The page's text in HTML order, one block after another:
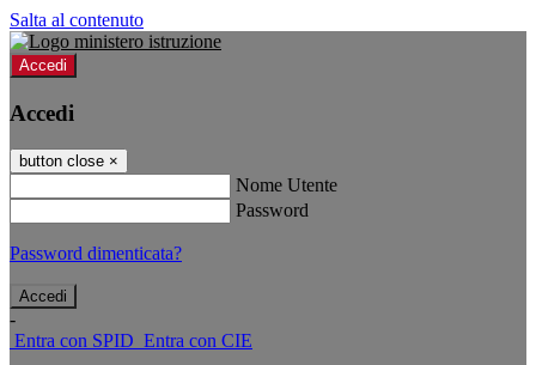
Salta al contenuto
Accedi
Accedi
button close ×
Nome Utente
Password
Password dimenticata?
-
Entra con SPID Entra con CIE